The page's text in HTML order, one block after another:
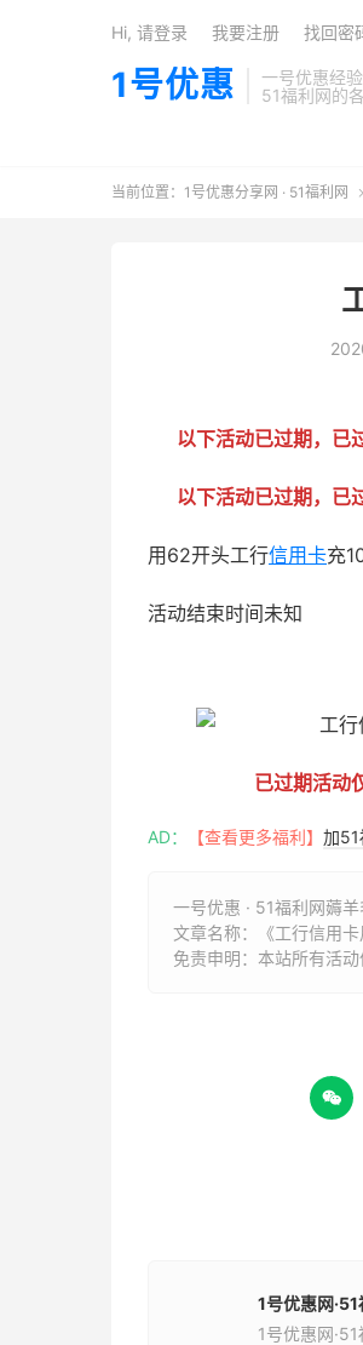
1号优惠
一号优惠经
51福利网的
Hi, 请登录 我要注册 找回密
当前位置： 1号优惠分享网 · 51福利网 
以下活动已过期，已
以下活动已过期，已
用62开头工行信用卡充
活动结束时间未知
已过期活动
AD： 【查看更多福利】 加51
一号优惠 · 51福利网薅
文章名称：
《工行信用
免责申明：本站所有活

1号优惠网
1号优惠网